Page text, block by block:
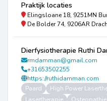
Praktijk locaties
Elingsloane 18, 9251MN
De Bolder 74, 9206AR
Dierfysiotherapie Ruthi
rmdamman@gmail.com
+31653502255
https://ruthidamman.com
Paard
High Power